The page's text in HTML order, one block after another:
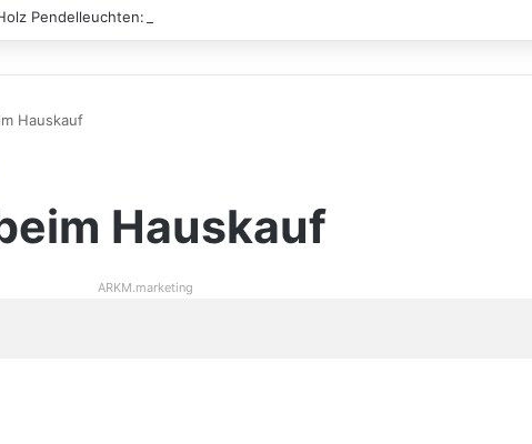
Pendelleuchten: Eleganz und Nachhaltigkeit für Ihr Zuhause
Hauskauf
Hauskauf
ARKM.marketing